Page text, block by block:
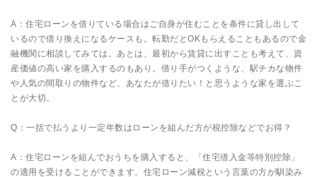
A：住宅ローンを借りている場合はご自身が住むことを条件に貸し出して
いるので借り換えになるケースも。転勤だとOKもらえることもあるので金
融機関に相談してみては。あとは、最初から賃貸に出すことも考えて、資
産価値の高い家を購入するのもあり。借り手がつくような、駅チカな物件
や人気の間取りの物件など、あなたが借りたい！と思うような家を選ぶこ
とが大切。
Q：一括で払うより一定年数はローンを組んだ方が税控除などでお得？
A：住宅ローンを組んでおうちを購入すると、「住宅借入金等特別控除」
の適用を受けることができます。住宅ローン減税という言葉の方が馴染み